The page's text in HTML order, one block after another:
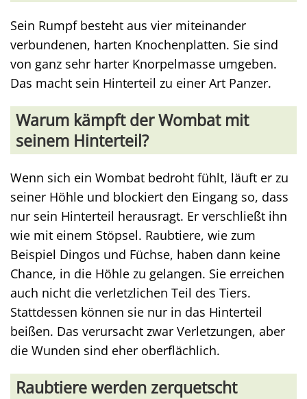
Sein Rumpf besteht aus vier miteinander
verbundenen, harten Knochenplatten. Sie sind
von ganz sehr harter Knorpelmasse umgeben.
Das macht sein Hinterteil zu einer Art Panzer.
Warum kämpft der Wombat mit
seinem Hinterteil?
Wenn sich ein Wombat bedroht fühlt, läuft er zu
seiner Höhle und blockiert den Eingang so, dass
nur sein Hinterteil herausragt. Er verschließt ihn
wie mit einem Stöpsel. Raubtiere, wie zum
Beispiel Dingos und Füchse, haben dann keine
Chance, in die Höhle zu gelangen. Sie erreichen
auch nicht die verletzlichen Teil des Tiers.
Stattdessen können sie nur in das Hinterteil
beißen. Das verursacht zwar Verletzungen, aber
die Wunden sind eher oberflächlich.
Raubtiere werden zerquetscht